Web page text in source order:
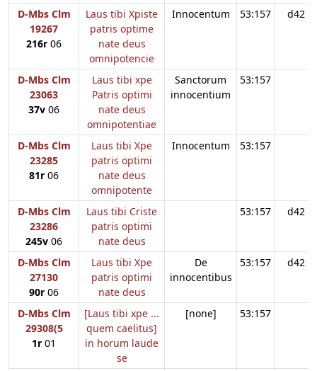
D-Mbs Clm
19267
216r 06
Laus tibi Xpiste
patris optime
nate deus
omnipotencie
Innocentum 53:157 d42
D-Mbs Clm
23063
37v 06
Laus tibi xpe
Patris optimi
nate deus
omnipotentiae
Sanctorum
innocentium
53:157
D-Mbs Clm
23285
81r 06
Laus tibi Xpe
patris optimi
nate deus
omnipotente
Innocentum 53:157
D-Mbs Clm
23286
245v 06
Laus tibi Criste
patris optimi
nate deus
53:157 d42
D-Mbs Clm
27130
90r 06
Laus tibi Xpe
patris optimi
nate deus
De
innocentibus
53:157 d42
D-Mbs Clm
29308(5
1r 01
[Laus tibi xpe ...
quem caelitus]
in horum laude
se
[none] 53:157